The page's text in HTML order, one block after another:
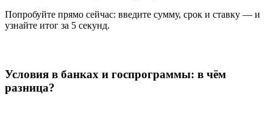
Попробуйте прямо сейчас: введите сумму, срок и ставку — и
узнайте итог за 5 секунд.
Условия в банках и госпрограммы: в чём
разница?